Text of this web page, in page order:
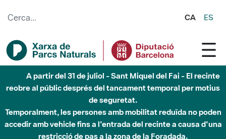
CA ES
Fins al desembre de 2026 - Parc Fluvial Besòs -
Afectacions a la llera del Parc Fluvial del Besòs degut a
obres de construcció d'una passera sobre el riu
Pesta porcina africana